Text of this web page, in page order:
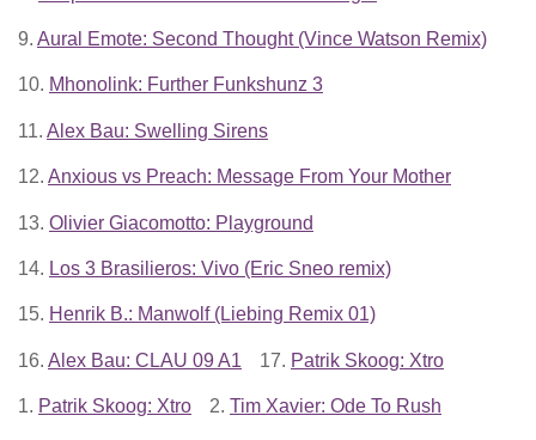
9. Aural Emote: Second Thought (Vince Watson Remix)
10. Mhonolink: Further Funkshunz 3
11. Alex Bau: Swelling Sirens
12. Anxious vs Preach: Message From Your Mother
13. Olivier Giacomotto: Playground
14. Los 3 Brasilieros: Vivo (Eric Sneo remix)
15. Henrik B.: Manwolf (Liebing Remix 01)
16. Alex Bau: CLAU 09 A1 17. Patrik Skoog: Xtro
1. Patrik Skoog: Xtro 2. Tim Xavier: Ode To Rush